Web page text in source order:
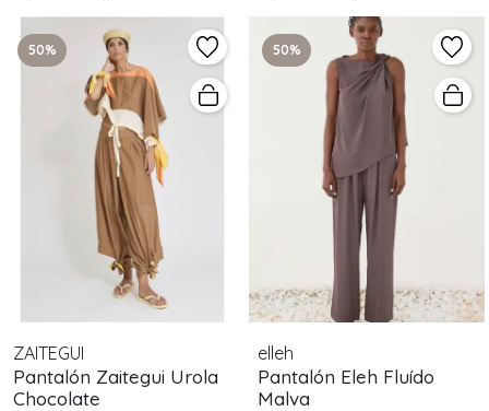
50%
ZAITEGUI
Pantalón Zaitegui Urola
Chocolate
50%
elleh
Pantalón Eleh Fluído
Malva